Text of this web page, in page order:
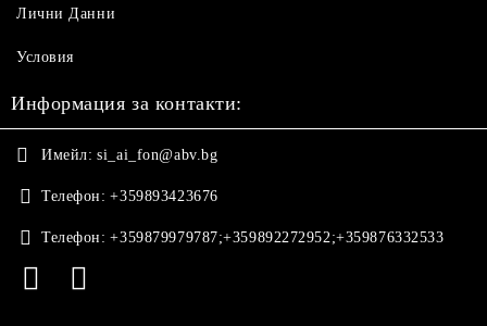
Лични Данни
Условия
Информация за контакти:
Имейл: si_ai_fon@abv.bg
Телефон: +359893423676
Телефон: +359879979787;+359892272952;+359876332533